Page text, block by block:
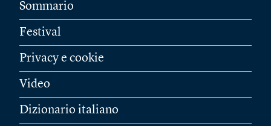
Sommario
Festival
Privacy e cookie
Video
Dizionario italiano